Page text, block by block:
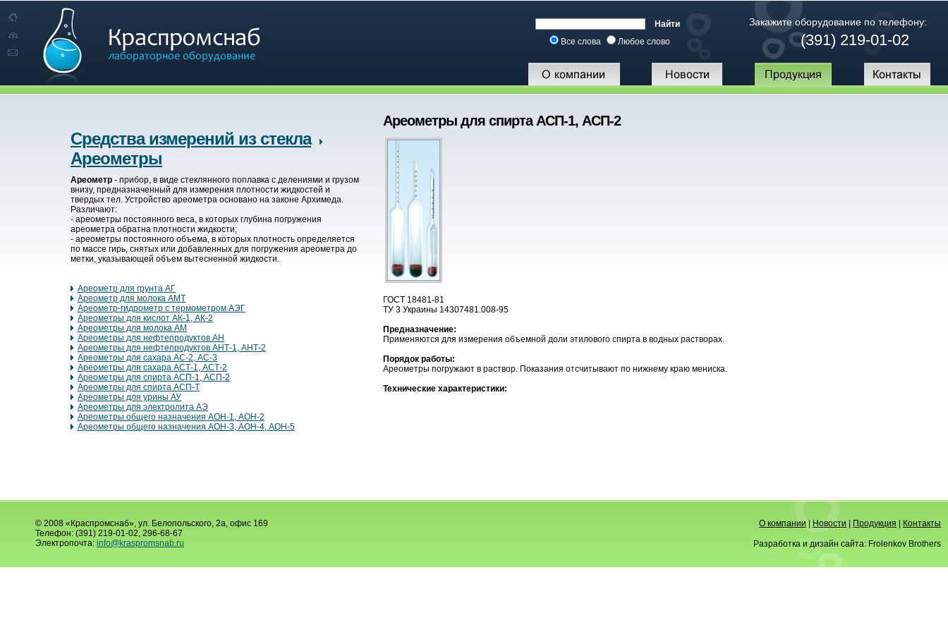
Все слова Любое слово
Закажите оборудование по телефону:
(391) 219-01-02
Средства измерений из стекла
Ареометры
Ареометр - прибор, в виде стеклянного поплавка с делениями и грузом
внизу, предназначенный для измерения плотности жидкостей и
твердых тел. Устройство ареометра основано на законе Архимеда.
Различают:
- ареометры постоянного веса, в которых глубина погружения
ареометра обратна плотности жидкости;
- ареометры постоянного объема, в которых плотность определяется
по массе гирь, снятых или добавленных для погружения ареометра до
метки, указывающей объем вытесненной жидкости.
Ареометр для грунта АГ
Ареометр для молока АМТ
Ареометр-гидрометр с термометром АЭГ
Ареометры для кислот АК-1, АК-2
Ареометры для молока АМ
Ареометры для нефтепродуктов АН
Ареометры для нефтепродуктов АНТ-1, АНТ-2
Ареометры для сахара АС-2, АС-3
Ареометры для сахара АСТ-1, АСТ-2
Ареометры для спирта АСП-1, АСП-2
Ареометры для спирта АСП-Т
Ареометры для урины АУ
Ареометры для электролита АЭ
Ареометры общего назначения АОН-1, АОН-2
Ареометры общего назначения АОН-3, АОН-4, АОН-5
Ареометры для спирта АСП-1, АСП-2
ГОСТ 18481-81
ТУ 3 Украины 14307481.008-95
Предназначение:
Применяются для измерения объемной доли этилового спирта в водных растворах.
Порядок работы:
Ареометры погружают в раствор. Показания отсчитывают по нижнему краю мениска.
Технические характеристики:
© 2008 «Краспромснаб», ул. Белопольского, 2а, офис 169
Телефон: (391) 219-01-02, 296-68-67
Электропочта: info@kraspromsnab.ru
О компании |Новости Продукция Контакты
Разработка и дизайн сайта: Frolenkov Brothers